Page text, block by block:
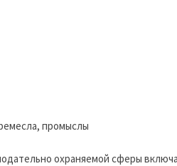
промыслы
охраняемой сферы